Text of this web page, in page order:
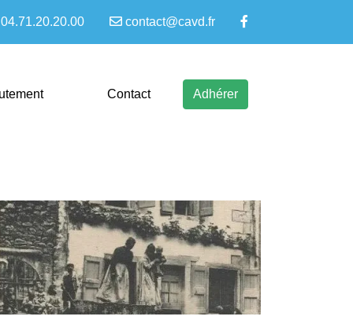
04.71.20.20.00 contact@cavd.fr
Contact Adhérer